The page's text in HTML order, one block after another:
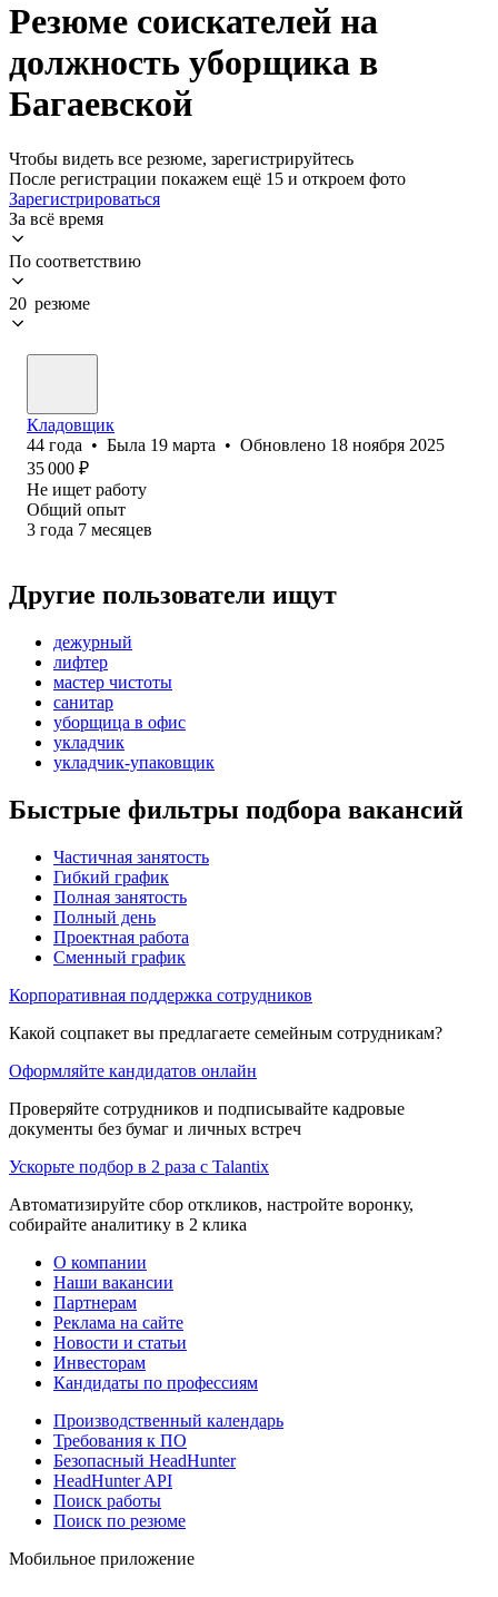
Резюме соискателей на
должность уборщика в
Багаевской
Чтобы видеть все резюме, зарегистрируйтесь
После регистрации покажем ещё 15 и откроем фото
Зарегистрироваться
За всё время
По соответствию
20 резюме
Кладовщик
44 года • Была 19 марта • Обновлено 18 ноября 2025
35 000 ₽
Не ищет работу
Общий опыт
3 года 7 месяцев
Другие пользователи ищут
дежурный
лифтер
мастер чистоты
санитар
уборщица в офис
укладчик
укладчик-упаковщик
Быстрые фильтры подбора вакансий
Частичная занятость
Гибкий график
Полная занятость
Полный день
Проектная работа
Сменный график
Корпоративная поддержка сотрудников
Какой соцпакет вы предлагаете семейным сотрудникам?
Оформляйте кандидатов онлайн
Проверяйте сотрудников и подписывайте кадровые
документы без бумаг и личных встреч
Ускорьте подбор в 2 раза с Talantix
Автоматизируйте сбор откликов, настройте воронку,
собирайте аналитику в 2 клика
О компании
Наши вакансии
Партнерам
Реклама на сайте
Новости и статьи
Инвесторам
Кандидаты по профессиям
Производственный календарь
Требования к ПО
Безопасный HeadHunter
HeadHunter API
Поиск работы
Поиск по резюме
Мобильное приложение